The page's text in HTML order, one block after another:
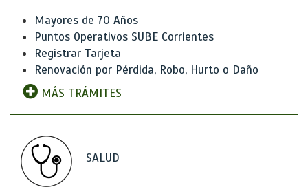
Mayores de 70 Años
Puntos Operativos SUBE Corrientes
Registrar Tarjeta
Renovación por Pérdida, Robo, Hurto o Daño
MÁS TRÁMITES
SALUD